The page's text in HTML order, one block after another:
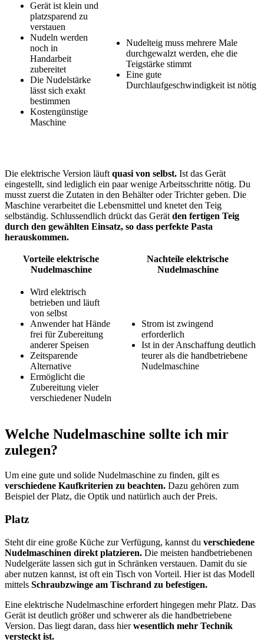
Gerät ist klein und
platzsparend zu
verstauen
Nudeln werden
noch in
Handarbeit
zubereitet
Die Nudelstärke
lässt sich exakt
bestimmen
Kostengünstige
Maschine
Nudelteig muss mehrere Male
durchgewalzt werden, ehe die
Teigstärke stimmt
Eine gute
Durchlaufgeschwindigkeit ist nötig
Die elektrische Version läuft quasi von selbst. Ist das Gerät
eingestellt, sind lediglich ein paar wenige Arbeitsschritte nötig. Du
musst zuerst die Zutaten in den Behälter oder Trichter geben. Die
Maschine verarbeitet die Lebensmittel und knetet den Teig
selbständig. Schlussendlich drückt das Gerät den fertigen Teig
durch den gewählten Einsatz, so dass perfekte Pasta
herauskommen.
Vorteile elektrische
Nudelmaschine
Nachteile elektrische
Nudelmaschine
Wird elektrisch
betrieben und läuft
von selbst
Anwender hat Hände
frei für Zubereitung
anderer Speisen
Zeitsparende
Alternative
Ermöglicht die
Zubereitung vieler
verschiedener Nudeln
Strom ist zwingend
erforderlich
Ist in der Anschaffung deutlich
teurer als die handbetriebene
Nudelmaschine
Welche Nudelmaschine sollte ich mir
zulegen?
Um eine gute und solide Nudelmaschine zu finden, gilt es
verschiedene Kaufkriterien zu beachten. Dazu gehören zum
Beispiel der Platz, die Optik und natürlich auch der Preis.
Platz
Steht dir eine große Küche zur Verfügung, kannst du verschiedene
Nudelmaschinen direkt platzieren. Die meisten handbetriebenen
Nudelgeräte lassen sich gut in Schränken verstauen. Damit du sie
aber nutzen kannst, ist oft ein Tisch von Vorteil. Hier ist das Modell
mittels Schraubzwinge am Tischrand zu befestigen.
Eine elektrische Nudelmaschine erfordert hingegen mehr Platz. Das
Gerät ist deutlich größer und schwerer als die handbetriebene
Version. Das liegt daran, dass hierwesentlich mehr Technik
versteckt ist.